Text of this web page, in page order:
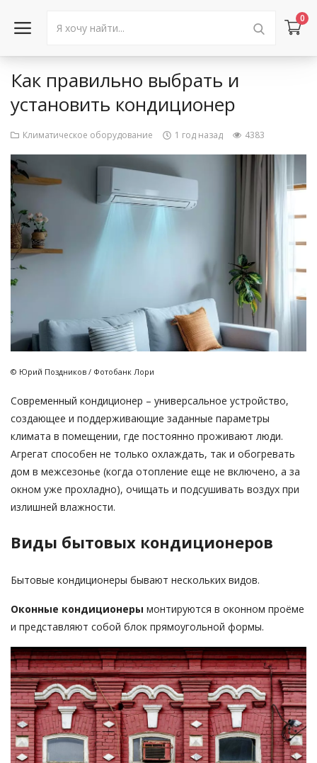
0
Войти в аккаунт
Акции
Новости
Статьи
Объявления
Контакты
Город: Колумбус
Как правильно выбрать и
установить кондиционер
Климатическое оборудование 1 год назад 4383
© Юрий Поздников / Фотобанк Лори
Современный кондиционер – универсальное устройство,
создающее и поддерживающие заданные параметры
климата в помещении, где постоянно проживают люди.
Агрегат способен не только охлаждать, так и обогревать
дом в межсезонье (когда отопление еще не включено, а за
окном уже прохладно), очищать и подсушивать воздух при
излишней влажности.
Виды бытовых кондиционеров
Бытовые кондиционеры бывают нескольких видов.
Оконные кондиционеры монтируются в оконном проёме
и представляют собой блок прямоугольной формы.